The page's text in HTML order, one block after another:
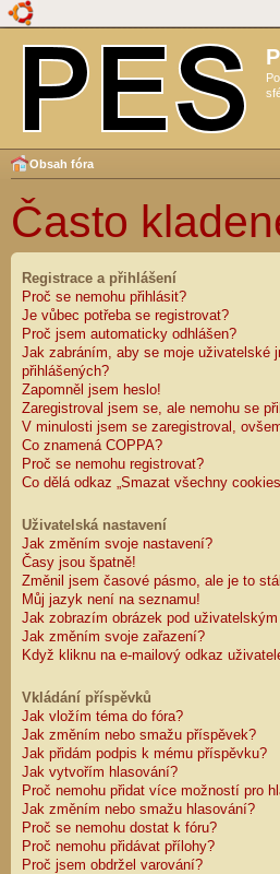
Obsah fóra
Často
Registrace a přihlášení
Proč se nemohu přihlásit?
Je vůbec potřeba se registrovat?
Proč jsem automaticky odhlášen?
Jak zabráním, aby se moje uživatelské
přihlášených?
Zapomněl jsem heslo!
Zaregistroval jsem se, ale nemohu se
V minulosti jsem se zaregistroval,
Co znamená COPPA?
Proč se nemohu registrovat?
Co dělá odkaz „Smazat všechny
Uživatelská nastavení
Jak změním svoje nastavení?
Časy jsou špatně!
Změnil jsem časové pásmo, ale je to
Můj jazyk není na seznamu!
Jak zobrazím obrázek pod
Jak změním svoje zařazení?
Když kliknu na e-mailový odkaz
Vkládání příspěvků
Jak vložím téma do fóra?
Jak změním nebo smažu příspěvek?
Jak přidám podpis k mému příspěvku?
Jak vytvořím hlasování?
Proč nemohu přidat více možností pro
Jak změním nebo smažu hlasování?
Proč se nemohu dostat k fóru?
Proč nemohu přidávat přílohy?
Proč jsem obdržel varování?